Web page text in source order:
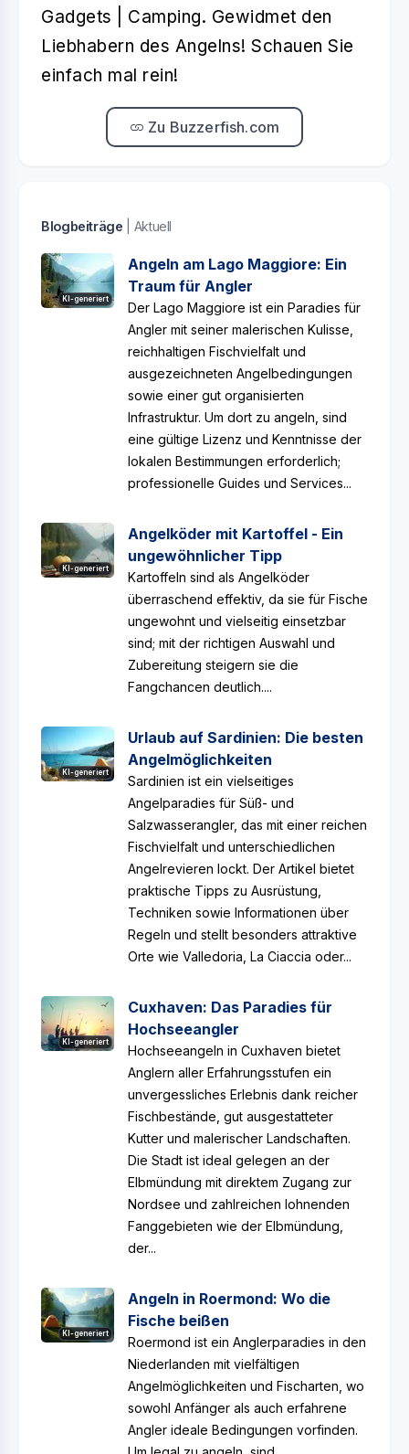
Gadgets | Camping. Gewidmet den
Liebhabern des Angelns! Schauen Sie
einfach mal rein!
Zu Buzzerfish.com
Blogbeiträge | Aktuell
KI-generiert
Angeln am Lago Maggiore: Ein
Traum für Angler
Der Lago Maggiore ist ein Paradies für
Angler mit seiner malerischen Kulisse,
reichhaltigen Fischvielfalt und
ausgezeichneten Angelbedingungen
sowie einer gut organisierten
Infrastruktur. Um dort zu angeln, sind
eine gültige Lizenz und Kenntnisse der
lokalen Bestimmungen erforderlich;
professionelle Guides und Services...
KI-generiert
Angelköder mit Kartoffel - Ein
ungewöhnlicher Tipp
Kartoffeln sind als Angelköder
überraschend effektiv, da sie für Fische
ungewohnt und vielseitig einsetzbar
sind; mit der richtigen Auswahl und
Zubereitung steigern sie die
Fangchancen deutlich....
KI-generiert
Urlaub auf Sardinien: Die besten
Angelmöglichkeiten
Sardinien ist ein vielseitiges
Angelparadies für Süß- und
Salzwasserangler, das mit einer reichen
Fischvielfalt und unterschiedlichen
Angelrevieren lockt. Der Artikel bietet
praktische Tipps zu Ausrüstung,
Techniken sowie Informationen über
Regeln und stellt besonders attraktive
Orte wie Valledoria, La Ciaccia oder...
KI-generiert
Cuxhaven: Das Paradies für
Hochseeangler
Hochseeangeln in Cuxhaven bietet
Anglern aller Erfahrungsstufen ein
unvergessliches Erlebnis dank reicher
Fischbestände, gut ausgestatteter
Kutter und malerischer Landschaften.
Die Stadt ist ideal gelegen an der
Elbmündung mit direktem Zugang zur
Nordsee und zahlreichen lohnenden
Fanggebieten wie der Elbmündung,
der...
KI-generiert
Angeln in Roermond: Wo die
Fische beißen
Roermond ist ein Anglerparadies in den
Niederlanden mit vielfältigen
Angelmöglichkeiten und Fischarten, wo
sowohl Anfänger als auch erfahrene
Angler ideale Bedingungen vorfinden.